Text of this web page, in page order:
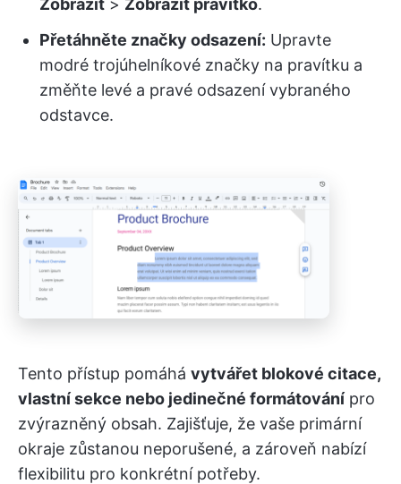
Zobrazit > Zobrazit pravítko.
Přetáhněte značky odsazení: Upravte
modré trojúhelníkové značky na pravítku a
změňte levé a pravé odsazení vybraného
odstavce.
Tento přístup pomáhá vytvářet blokové citace,
vlastní sekce nebo jedinečné formátování pro
zvýrazněný obsah. Zajišťuje, že vaše primární
okraje zůstanou neporušené, a zároveň nabízí
flexibilitu pro konkrétní potřeby.